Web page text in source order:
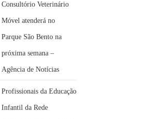
Consultório Veterinário
Móvel atenderá no
Parque São Bento na
próxima semana –
Agência de Notícias
Profissionais da Educação
Infantil da Rede